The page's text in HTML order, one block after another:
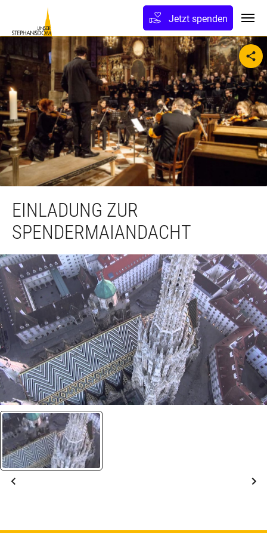
springen
Jetzt spenden
EINLADUNG ZUR
SPENDERMAIANDACHT